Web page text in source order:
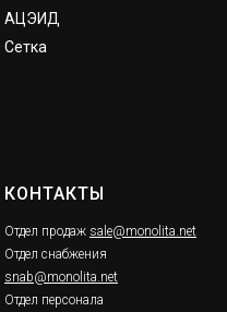
АЦЭИД
Сетка
КОНТАКТЫ
Отдел продаж sale@monolita.net
Отдел снабжения
snab@monolita.net
Отдел персонала